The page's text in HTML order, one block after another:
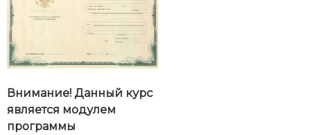
Внимание! Данный курс
является модулем
программы